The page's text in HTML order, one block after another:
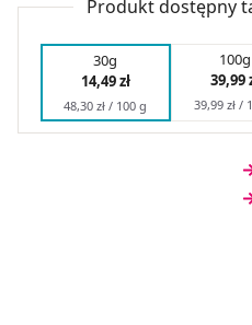
Produkt dostępny
30g
14,49 zł
48,30 zł / 100 g
100g
39,99
39,99 zł /